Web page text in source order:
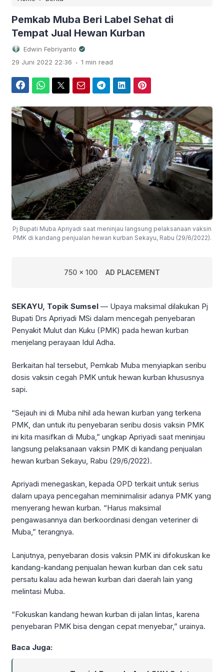
Pemkab Muba Beri Label Sehat di
Tempat Jual Hewan Kurban
Edwin Febriyanto
29 Juni 2022 22:36 . 1 min read
Pj Bupati Muba Apriyadi saat meninjau langsung pelaksanaan vaksin
PMK di kandang penjualan hewan kurban Sekayu, Rabu (29/6/2022).
750 x 100 AD PLACEMENT
SEKAYU, Topik Sumsel — Upaya maksimal dilakukan Pj
Bupati Drs Apriyadi MSi dalam mencegah penyebaran
Penyakit Mulut dan Kuku (PMK) pada hewan kurban
menjelang perayaan Idul Adha.
Berkaitan hal tersebut, Pemkab Muba menyiapkan seribu
dosis vaksin cegah PMK untuk hewan kurban khususnya
sapi.
“Sejauh ini di Muba nihil ada hewan kurban yang terkena
PMK, dan untuk itu penyebaran seribu dosis vaksin PMK
ini kita masifkan di Muba,” ungkap Apriyadi saat meninjau
langsung pelaksanaan vaksin PMK di kandang penjualan
hewan kurban Sekayu, Rabu (29/6/2022).
Apriyadi menegaskan, kepada OPD terkait untuk serius
dalam upaya pencegahan meminimalisir adanya PMK yang
menyerang hewan kurban. “Harus maksimal
pengawasannya dan berkoordinasi dengan veteriner di
Muba,” terangnya.
Lanjutnya, penyebaran dosis vaksin PMK ini difokuskan ke
kandang-kandang penjualan hewan kurban dan cek satu
persatu kalau ada hewan kurban dari daerah lain yang
melintasi Muba.
“Fokuskan kandang hewan kurban di jalan lintas, karena
penyebaran PMK bisa dengan cepat menyebar,” urainya.
Baca Juga: